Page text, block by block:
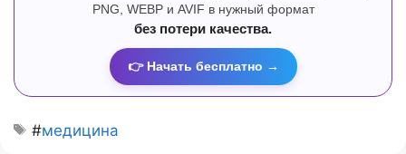
PNG, WEBP и AVIF в нужный формат
без потери качества.
👉 Начать бесплатно →
#медицина